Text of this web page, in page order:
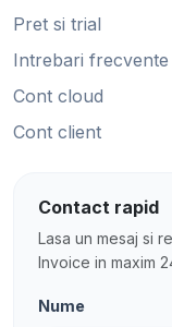
Pret si trial
Intrebari frecvente
Cont cloud
Cont client
Contact rapid
Lasa un mesaj si
Invoice in maxim
Nume